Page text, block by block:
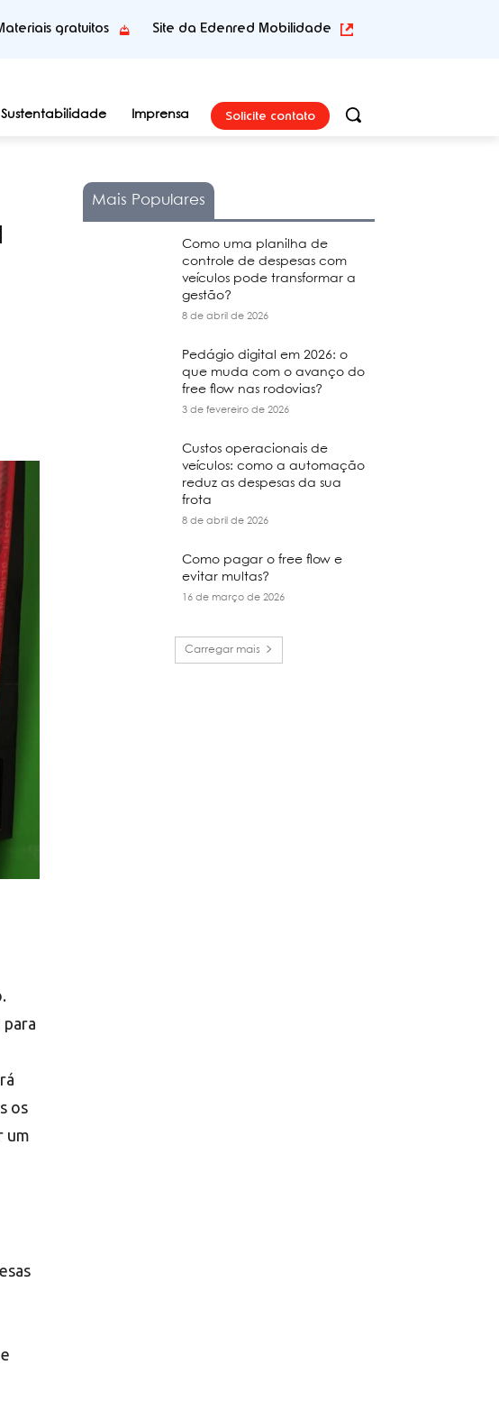
gratuitos Site da Edenred Mobilidade
Sustentabilidade Imprensa Solicite contato
para
os
um
Mais Populares
Como uma planilha de
controle de despesas com
veículos pode transformar a
gestão?
8 de abril de 2026
Pedágio digital em 2026: o
que muda com o avanço do
free flow nas rodovias?
3 de fevereiro de 2026
Custos operacionais de
veículos: como a automação
reduz as despesas da sua
frota
8 de abril de 2026
Como pagar o free flow e
evitar multas?
16 de março de 2026
Carregar mais